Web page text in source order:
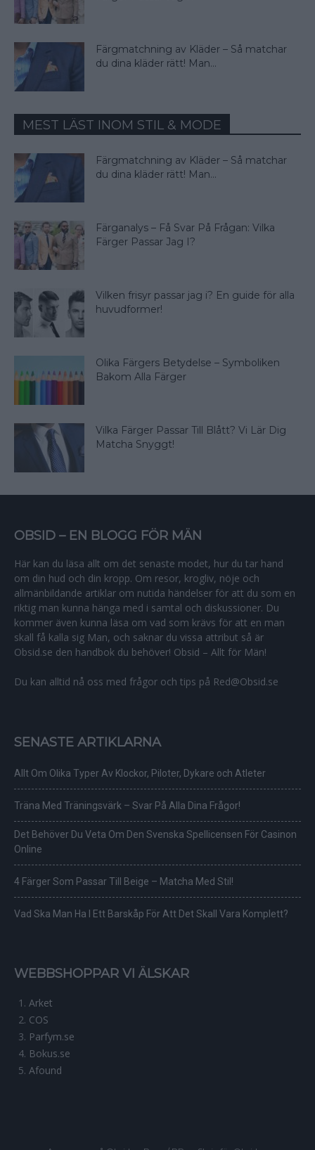
Färgmatchning av Kläder – Så matchar
du dina kläder rätt! Man...
MEST LÄST INOM STIL & MODE
Färgmatchning av Kläder – Så matchar
du dina kläder rätt! Man...
Färganalys – Få Svar På Frågan: Vilka
Färger Passar Jag I?
Vilken frisyr passar jag i? En guide för alla
huvudformer!
Olika Färgers Betydelse – Symboliken
Bakom Alla Färger
Vilka Färger Passar Till Blått? Vi Lär Dig
Matcha Snyggt!
OBSID – EN BLOGG FÖR MÄN
Här kan du läsa allt om det senaste modet, hur du tar hand
om din hud och din kropp. Om resor, krogliv, nöje och
allmänbildande artiklar om nutida händelser för att du som en
riktig man kunna hänga med i samtal och diskussioner. Du
kommer även kunna läsa om vad som krävs för att en man
skall få kalla sig Man, och saknar du vissa attribut så är
Obsid.se den handbok du behöver! Obsid – Allt för Män!
Du kan alltid nå oss med frågor och tips på Red@Obsid.se
SENASTE ARTIKLARNA
Allt Om Olika Typer Av Klockor, Piloter, Dykare och Atleter
Träna Med Träningsvärk – Svar På Alla Dina Frågor!
Det Behöver Du Veta Om Den Svenska Spellicensen För Casinon
Online
4 Färger Som Passar Till Beige – Matcha Med Stil!
Vad Ska Man Ha I Ett Barskåp För Att Det Skall Vara Komplett?
WEBBSHOPPAR VI ÄLSKAR
Arket
COS
Parfym.se
Bokus.se
Afound